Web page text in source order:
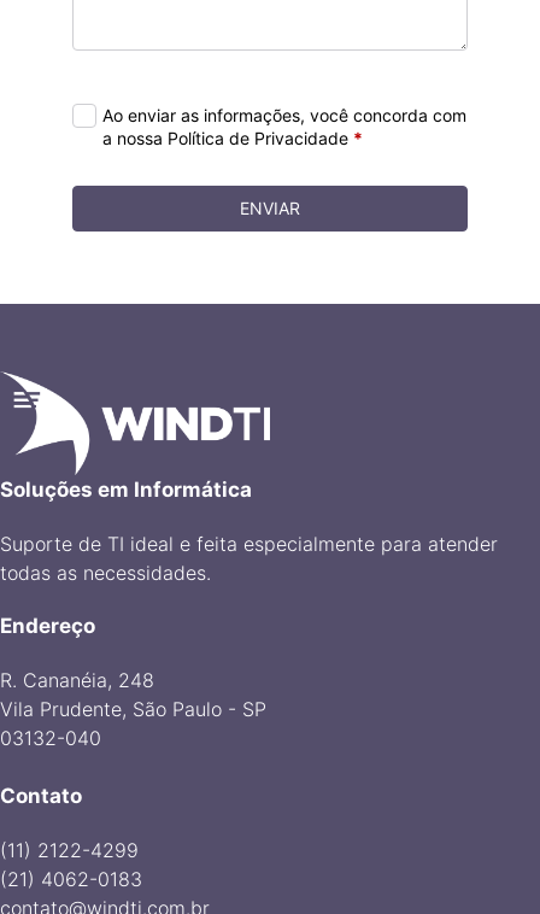
Ao enviar as informações, você concorda com
a nossa Política de Privacidade *
ENVIAR
Soluções em Informática
Suporte de TI ideal e feita especialmente para atender
todas as necessidades.
Endereço
R. Cananéia, 248
Vila Prudente, São Paulo - SP
03132-040
Contato
(11) 2122-4299
(21) 4062-0183
contato@windti.com.br